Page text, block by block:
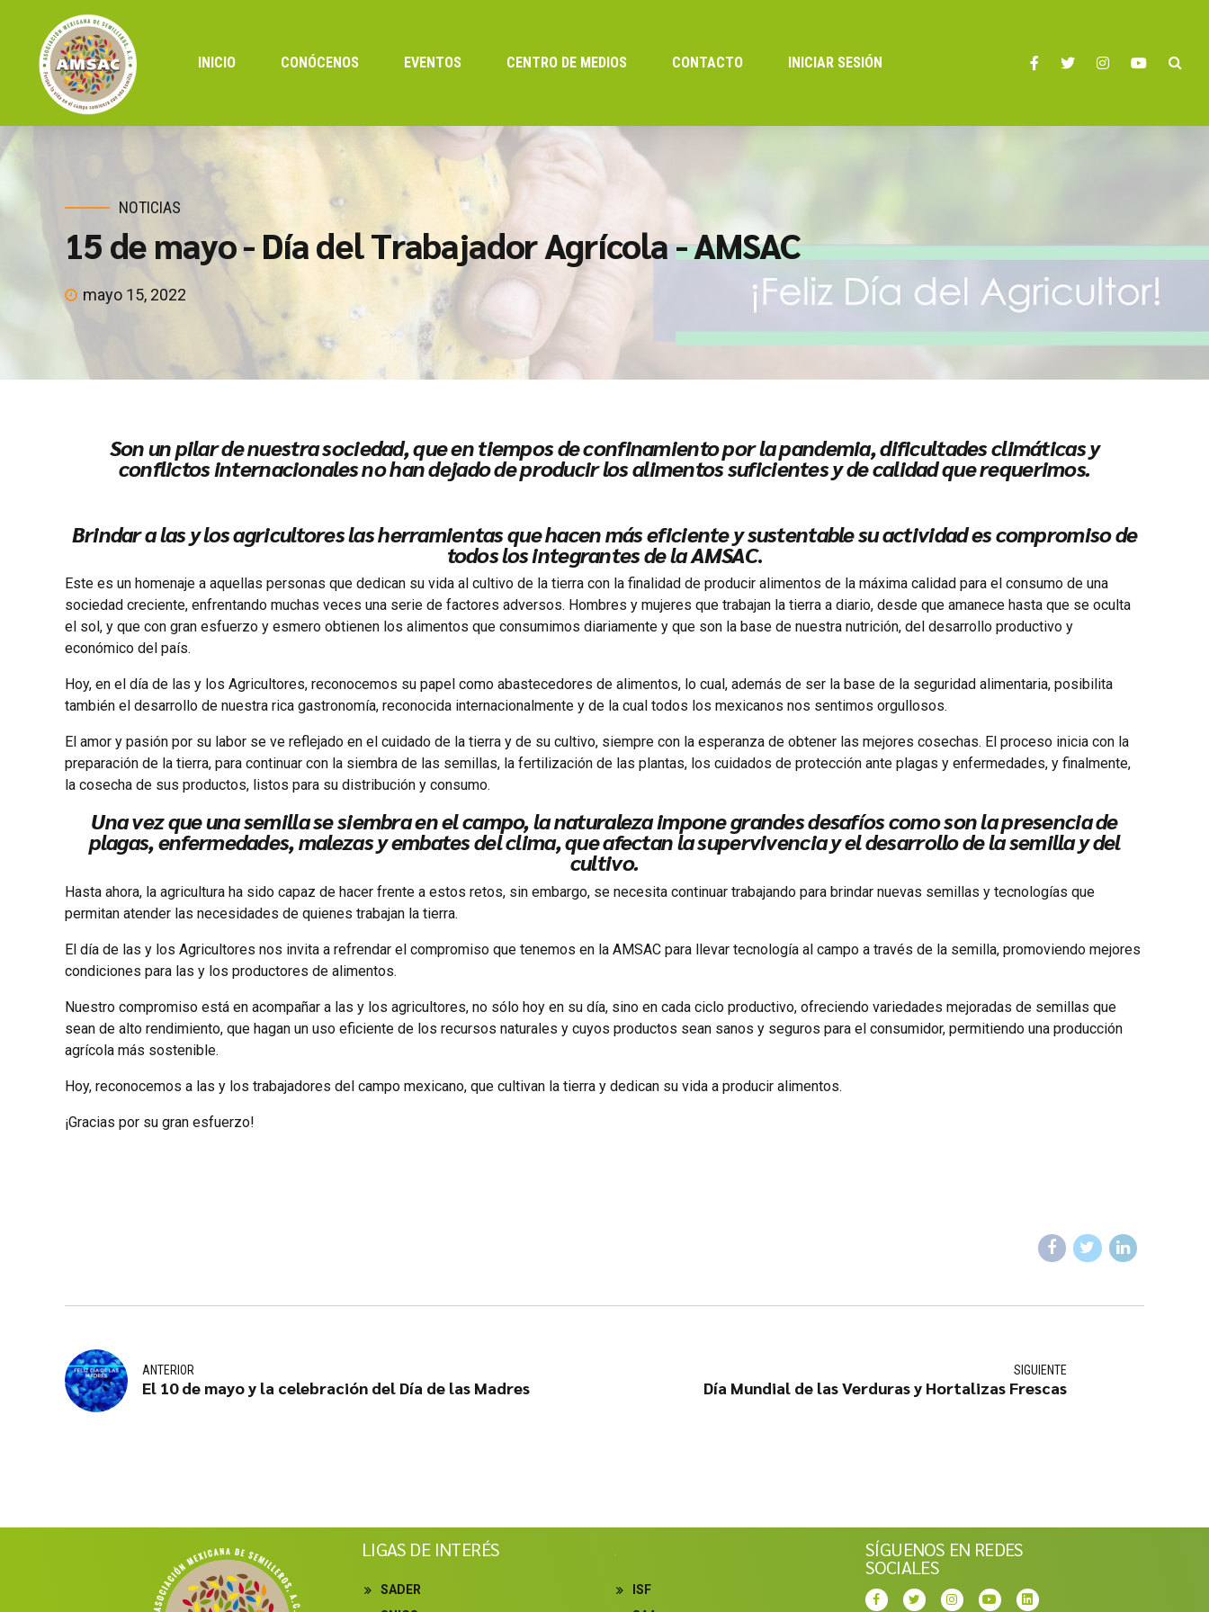
INICIO CONÓCENOS EVENTOS CENTRO DE MEDIOS CONTACTO INICIAR SESIÓN
NOTICIAS
15 de mayo - Día del Trabajador Agrícola - AMSAC
mayo 15, 2022
Son un pilar de nuestra sociedad, que en tiempos de confinamiento por la pandemia, dificultades climáticas y
conflictos internacionales no han dejado de producir los alimentos suficientes y de calidad que requerimos.
Brindar a las y los agricultores las herramientas que hacen más eficiente y sustentable su actividad es compromiso de
todos los integrantes de la AMSAC.
Este es un homenaje a aquellas personas que dedican su vida al cultivo de la tierra con la finalidad de producir alimentos de la máxima calidad para el consumo de una
sociedad creciente, enfrentando muchas veces una serie de factores adversos. Hombres y mujeres que trabajan la tierra a diario, desde que amanece hasta que se oculta
el sol, y que con gran esfuerzo y esmero obtienen los alimentos que consumimos diariamente y que son la base de nuestra nutrición, del desarrollo productivo y
económico del país.
Hoy, en el día de las y los Agricultores, reconocemos su papel como abastecedores de alimentos, lo cual, además de ser la base de la seguridad alimentaria, posibilita
también el desarrollo de nuestra rica gastronomía, reconocida internacionalmente y de la cual todos los mexicanos nos sentimos orgullosos.
El amor y pasión por su labor se ve reflejado en el cuidado de la tierra y de su cultivo, siempre con la esperanza de obtener las mejores cosechas. El proceso inicia con la
preparación de la tierra, para continuar con la siembra de las semillas, la fertilización de las plantas, los cuidados de protección ante plagas y enfermedades, y finalmente,
la cosecha de sus productos, listos para su distribución y consumo.
Una vez que una semilla se siembra en el campo, la naturaleza impone grandes desafíos como son la presencia de
plagas, enfermedades, malezas y embates del clima, que afectan la supervivencia y el desarrollo de la semilla y del
cultivo.
Hasta ahora, la agricultura ha sido capaz de hacer frente a estos retos, sin embargo, se necesita continuar trabajando para brindar nuevas semillas y tecnologías que
permitan atender las necesidades de quienes trabajan la tierra.
El día de las y los Agricultores nos invita a refrendar el compromiso que tenemos en la AMSAC para llevar tecnología al campo a través de la semilla, promoviendo mejores
condiciones para las y los productores de alimentos.
Nuestro compromiso está en acompañar a las y los agricultores, no sólo hoy en su día, sino en cada ciclo productivo, ofreciendo variedades mejoradas de semillas que
sean de alto rendimiento, que hagan un uso eficiente de los recursos naturales y cuyos productos sean sanos y seguros para el consumidor, permitiendo una producción
agrícola más sostenible.
Hoy, reconocemos a las y los trabajadores del campo mexicano, que cultivan la tierra y dedican su vida a producir alimentos.
¡Gracias por su gran esfuerzo!
ANTERIOR
El 10 de mayo y la celebración del Día de las Madres
SIGUIENTE
Día Mundial de las Verduras y Hortalizas Frescas
LIGAS DE INTERÉS
SADER
ISF
SÍGUENOS EN REDES
SOCIALES